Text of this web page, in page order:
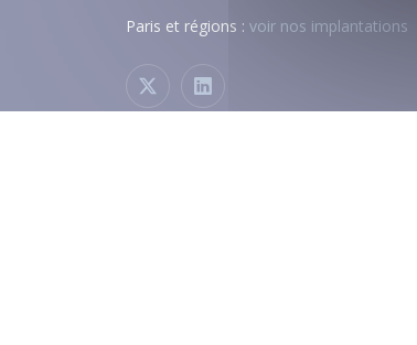
Paris et régions : voir nos implantations